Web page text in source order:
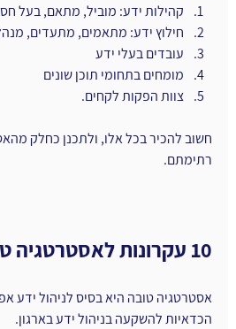
קהילות ידע: מוביל, מתאם, בעל
חילוץ ידע: מתאמים, מתעדים,
עובדים בעלי ידע
מומחים בתחומי תוכן שונים
צוות הפקות לקחים.
חשוב להכיר בכל אלו, ולתכנן כחלק
רתימתם.
10 עקרונות לאסטרטגיה טובה
אסטרטגיה טובה היא בסיס לניהול ידע
הכדאיות להשקעה בניהול ידע בארגון.